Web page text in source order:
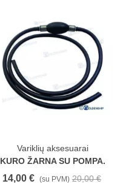
Variklių aksesuarai
KURO ŽARNA SU POMPA.
14,00 € (su PVM) 20,00 €